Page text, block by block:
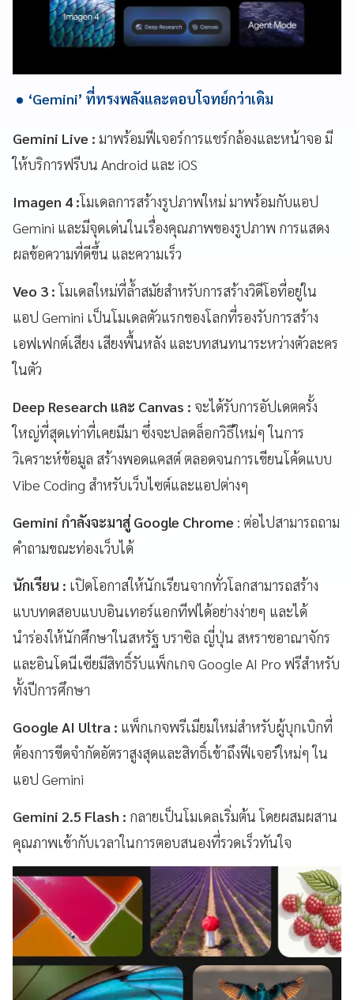
‘Gemini’ ที่ทรงพลังและตอบโจทย์กว่าเดิม
Gemini Live : มาพร้อมฟีเจอร์การแชร์กล้องและหน้าจอ มี
ให้บริการฟรีบน Android และ iOS
Imagen 4 :โมเดลการสร้างรูปภาพใหม่ มาพร้อมกับแอป
Gemini และมีจุดเด่นในเรื่องคุณภาพของรูปภาพ การแสดง
ผลข้อความที่ดีขึ้น และความเร็ว
Veo 3 :โมเดลใหม่ที่ล้ำสมัยสำหรับการสร้างวิดีโอที่อยู่ใน
แอป Gemini เป็นโมเดลตัวแรกของโลกที่รองรับการสร้าง
เอฟเฟกต์เสียง เสียงพื้นหลัง และบทสนทนาระหว่างตัวละคร
ในตัว
Deep Research และ Canvas : จะได้รับการอัปเดตครั้ง
ใหญ่ที่สุดเท่าที่เคยมีมา ซึ่งจะปลดล็อกวิธีใหม่ๆ ในการ
วิเคราะห์ข้อมูล สร้างพอดแคสต์ ตลอดจนการเขียนโค้ดแบบ
Vibe Coding สำหรับเว็บไซต์และแอปต่างๆ
Gemini กำลังจะมาสู่ Google Chrome : ต่อไปสามารถถาม
คำถามขณะท่องเว็บได้
นักเรียน : เปิดโอกาสให้นักเรียนจากทั่วโลกสามารถสร้าง
แบบทดสอบแบบอินเทอร์แอกทีฟได้อย่างง่ายๆ และได้
นำร่องให้นักศึกษาในสหรัฐ บราซิล ญี่ปุ่น สหราชอาณาจักร
และอินโดนีเซียมีสิทธิ์รับแพ็กเกจ Google AI Pro ฟรีสำหรับ
ทั้งปีการศึกษา
Google AI Ultra : แพ็กเกจพรีเมียมใหม่สำหรับผู้บุกเบิกที่
ต้องการขีดจำกัดอัตราสูงสุดและสิทธิ์เข้าถึงฟีเจอร์ใหม่ๆ ใน
แอป Gemini
Gemini 2.5 Flash : กลายเป็นโมเดลเริ่มต้น โดยผสมผสาน
คุณภาพเข้ากับเวลาในการตอบสนองที่รวดเร็วทันใจ